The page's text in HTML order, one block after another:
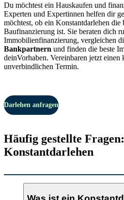
Du möchtest ein Hauskaufen und
Experten und Expertinnen helfen dir
möchtest, ob ein Konstantdarlehen die
Baufinanzierung ist. Sie beraten dich
Immobilienfinanzierung, vergleichen
Bankpartnern und finden die beste
deinVorhaben. Vereinbaren jetzt einen
unverbindlichen Termin.
Darlehen anfragen
Häufig gestellte Fragen:
Konstantdarlehen